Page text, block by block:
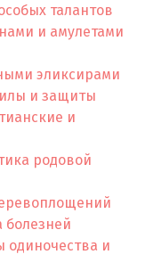
талантов
и амулетами
эликсирами
и защиты
и
родовой
одиночества и